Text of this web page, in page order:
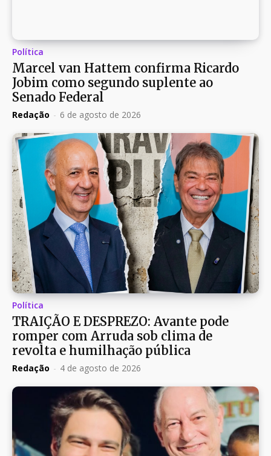
Política
Marcel van Hattem confirma Ricardo
Jobim como segundo suplente ao
Senado Federal
Redação - 6 de agosto de 2026
Política
TRAIÇÃO E DESPREZO: Avante pode
romper com Arruda sob clima de
revolta e humilhação pública
Redação - 4 de agosto de 2026